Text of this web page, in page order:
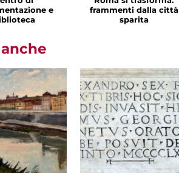
e
frammenti dalla città
sparita